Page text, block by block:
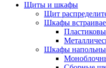
Щиты и шкафы
Щит
Шкафы
Шкафы